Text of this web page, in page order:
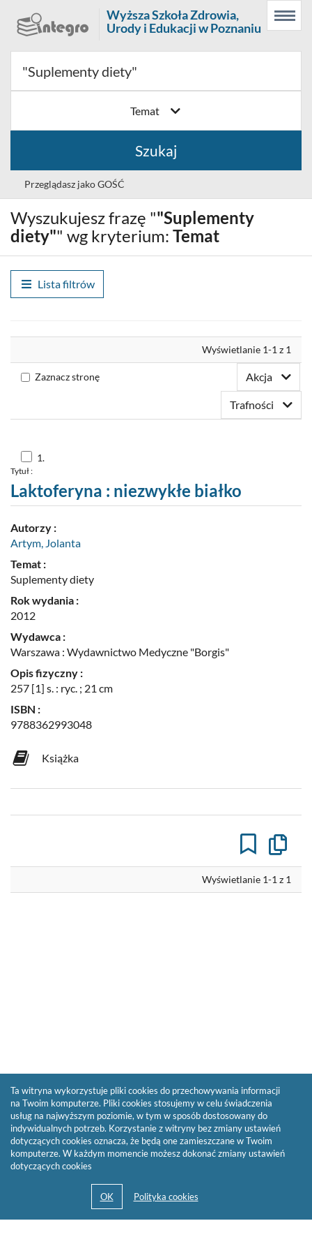
Menu
główne
Wyszukiwarka
Treść
główna
Menu
Prolib
Integro
strona
główna
Wyższa Szkoła Zdrowia,
Urody i Edukacji w Poznaniu
Temat
Szukaj
Przeglądasz jako GOŚĆ
Wybór
języka
Polski (PL)
Zaloguj
Zaproponuj zakup
Wyszukujesz frazę ""Suplementy
diety"" wg kryterium: Temat
Lista filtrów
Wyświetlanie 1-1 z 1
Zaznacz stronę Akcja
Trafności
Skocz
do
nr
1
1.
Tytuł :
Laktoferyna : niezwykłe białko
Autorzy :
Artym, Jolanta
Temat :
Suplementy diety
Rok wydania :
2012
Wydawca :
Warszawa : Wydawnictwo Medyczne "Borgis"
Opis fizyczny :
257 [1] s. : ryc. ; 21 cm
ISBN :
9788362993048
Książka
do
Wyświetlanie 1-1 z 1
Ta witryna wykorzystuje pliki cookies do przechowywania informacji
na Twoim komputerze. Pliki cookies stosujemy w celu świadczenia
usług na najwyższym poziomie, w tym w sposób dostosowany do
indywidualnych potrzeb. Korzystanie z witryny bez zmiany ustawień
dotyczących cookies oznacza, że będą one zamieszczane w Twoim
komputerze. W każdym momencie możesz dokonać zmiany ustawień
dotyczących cookies